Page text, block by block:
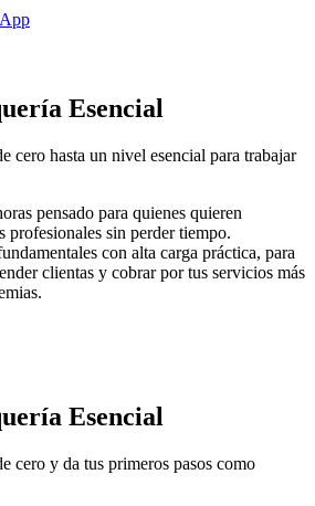
Esencial
cero hasta un nivel esencial para trabajar
pensado para quienes quieren
profesionales sin perder tiempo.
con alta carga práctica, para
clientas y cobrar por tus servicios más
Esencial
cero y da tus primeros pasos como